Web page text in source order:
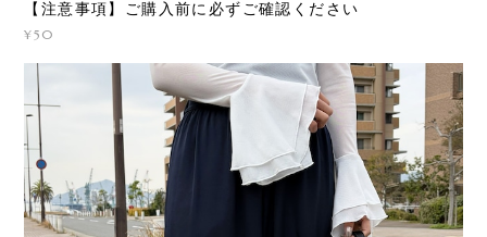
【注意事項】ご購入前に必ずご確認ください
¥50